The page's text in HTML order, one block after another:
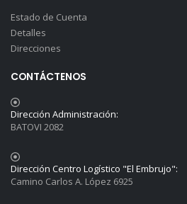
Estado de Cuenta
Detalles
Direcciones
CONTÁCTENOS
Dirección Administración:
BATOVI 2082
Dirección Centro Logístico "El Embrujo":
Camino Carlos A. López 6925